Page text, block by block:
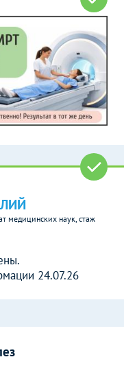
медицинских наук, стаж
24.07.26